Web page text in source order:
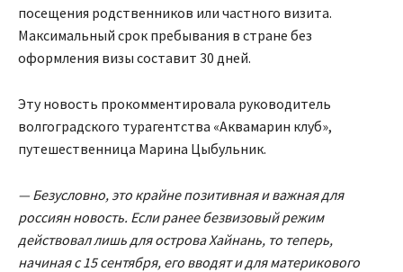
посещения родственников или частного визита.
Максимальный срок пребывания в стране без
оформления визы составит 30 дней.
Эту новость прокомментировала руководитель
волгоградского турагентства «Аквамарин клуб»,
путешественница Марина Цыбульник.
— Безусловно, это крайне позитивная и важная для
россиян новость. Если ранее безвизовый режим
действовал лишь для острова Хайнань, то теперь,
начиная с 15 сентября, его вводят и для материкового